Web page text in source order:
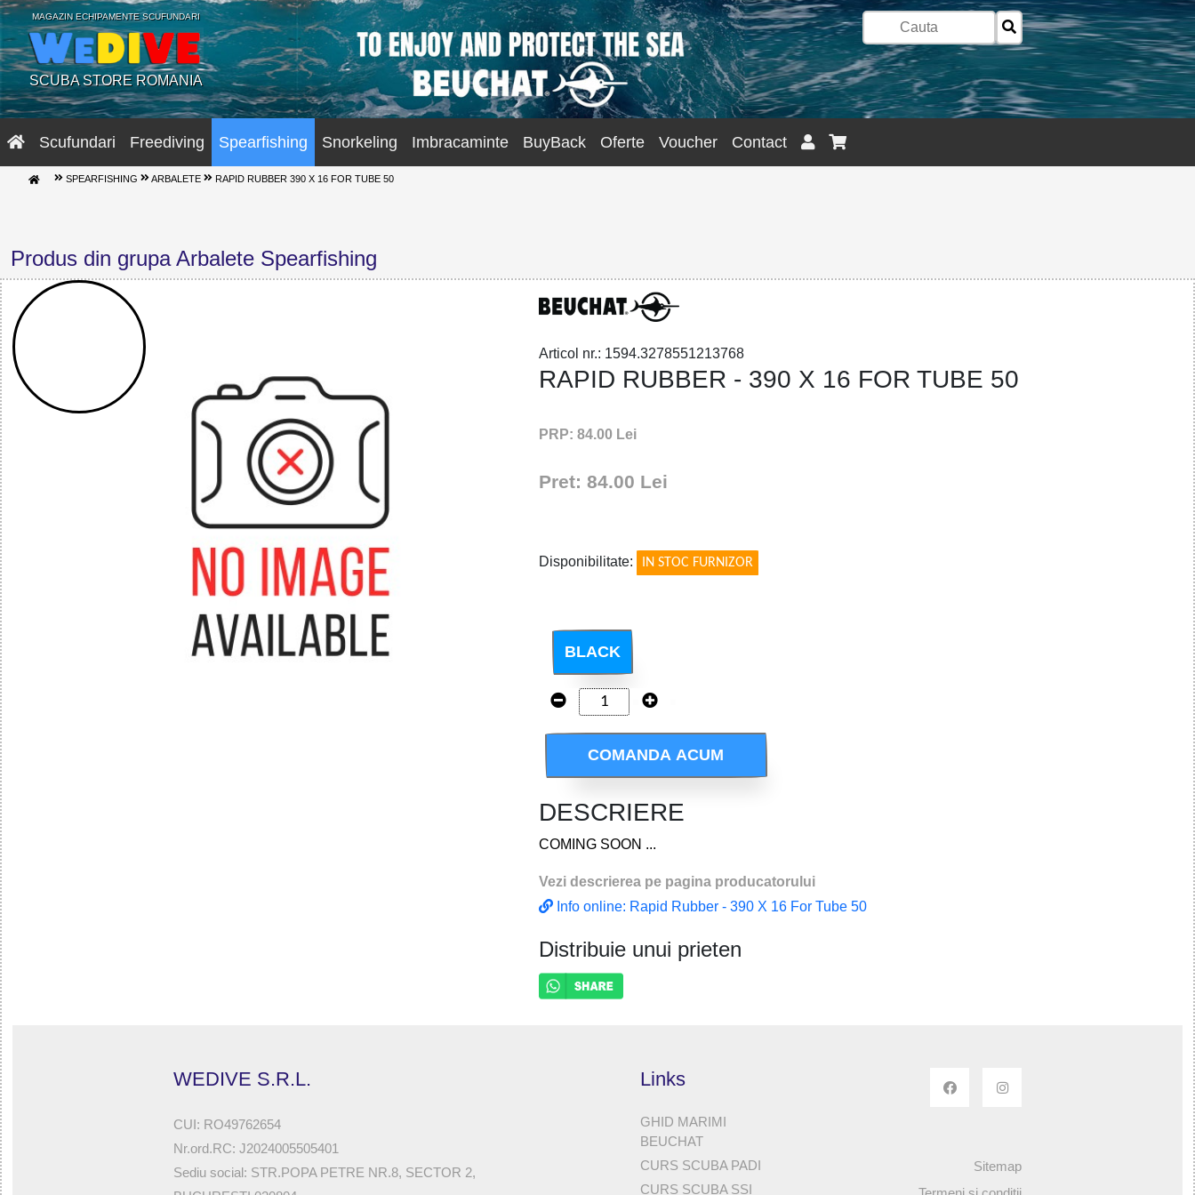
MAGAZIN ECHIPAMENTE SCUFUNDARI
SCUBA STORE ROMANIA
Scufundari Freediving Spearfishing Snorkeling Imbracaminte BuyBack Oferte Voucher Contact
SPEARFISHING ARBALETE RAPID RUBBER 390 X 16 FOR TUBE 50
Produs din grupa Arbalete Spearfishing
Articol nr.: 1594.3278551213768
RAPID RUBBER - 390 X 16 FOR TUBE 50
PRP: 84.00 Lei
Pret: 84.00 Lei
Disponibilitate: IN STOC FURNIZOR
BLACK
COMANDA ACUM
DESCRIERE
COMING SOON ...
Vezi descrierea pe pagina producatorului
Info online: Rapid Rubber - 390 X 16 For Tube 50
Distribuie unui prieten
WEDIVE S.R.L.
CUI: RO49762654
Nr.ord.RC: J2024005505401
Sediu social: STR.POPA PETRE NR.8, SECTOR 2,
Links
GHID MARIMI
BEUCHAT
CURS SCUBA PADI
CURS SCUBA SSI
Sitemap